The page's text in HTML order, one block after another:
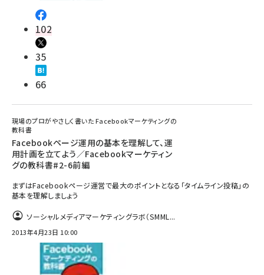
102
35
66
現場のプロがやさしく書いた Facebookマーケティングの
教科書
Facebookページ運用の基本を理解して、運
用計画を立てよう／Facebookマーケティン
グの教科書#2-6前編
まずはFacebookページ運営で最大のポイントとなる「タイムライン投稿」の
基本を理解しましょう
ソーシャルメディアマーケティングラボ（SMML...
2013年4月23日 10:00